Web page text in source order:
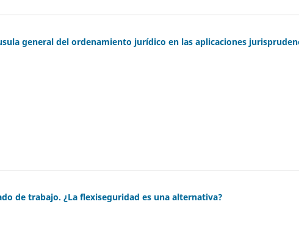
general del ordenamiento jurídico en las aplicaciones
de trabajo. ¿La flexiseguridad es una alternativa?